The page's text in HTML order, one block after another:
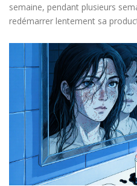
semaine, pendant plusieurs
redémarrer lentement sa